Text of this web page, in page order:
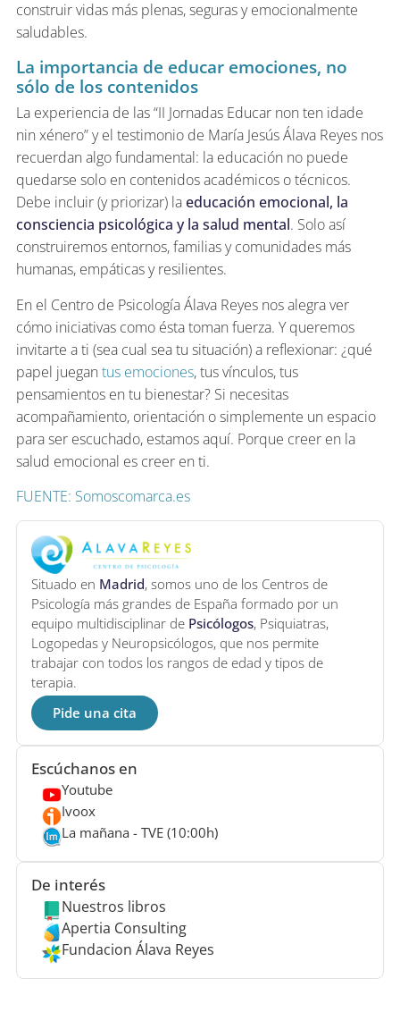
construir vidas más plenas, seguras y emocionalmente
saludables.
La importancia de educar emociones, no
sólo de los contenidos
La experiencia de las “II Jornadas Educar non ten idade
nin xénero” y el testimonio de María Jesús Álava Reyes nos
recuerdan algo fundamental: la educación no puede
quedarse solo en contenidos académicos o técnicos.
Debe incluir (y priorizar) laeducación emocional, la
consciencia psicológica y la salud mental. Solo así
construiremos entornos, familias y comunidades más
humanas, empáticas y resilientes.
En el Centro de Psicología Álava Reyes nos alegra ver
cómo iniciativas como ésta toman fuerza. Y queremos
invitarte a ti (sea cual sea tu situación) a reflexionar: ¿qué
papel juegan tus emociones, tus vínculos, tus
pensamientos en tu bienestar? Si necesitas
acompañamiento, orientación o simplemente un espacio
para ser escuchado, estamos aquí. Porque creer en la
salud emocional es creer en ti.
FUENTE: Somoscomarca.es
Situado en Madrid, somos uno de los Centros de
Psicología más grandes de España formado por un
equipo multidisciplinar de Psicólogos, Psiquiatras,
Logopedas y Neuropsicólogos, que nos permite
trabajar con todos los rangos de edad y tipos de
terapia.
Pide una cita
Escúchanos en
Youtube
Ivoox
La mañana - TVE (10:00h)
De interés
Nuestros libros
Apertia Consulting
Fundacion Álava Reyes